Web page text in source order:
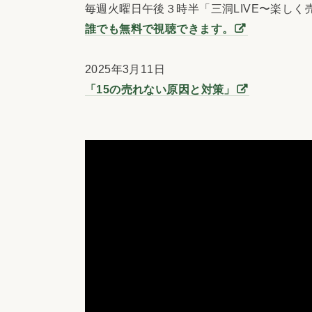
毎週火曜日午後３時半「三洞LIVE〜楽しく
誰でも無料で視聴できます。
2025年3月11日
「15の売れない原因と対策」